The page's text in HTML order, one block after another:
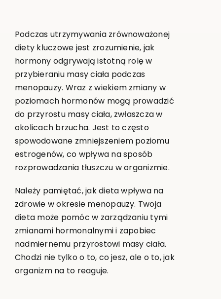
Podczas utrzymywania zrównoważonej
diety kluczowe jest zrozumienie, jak
hormony odgrywają istotną rolę w
przybieraniu masy ciała podczas
menopauzy. Wraz z wiekiem zmiany w
poziomach hormonów mogą prowadzić
do przyrostu masy ciała, zwłaszcza w
okolicach brzucha. Jest to często
spowodowane zmniejszeniem poziomu
estrogenów, co wpływa na sposób
rozprowadzania tłuszczu w organizmie.
Należy pamiętać, jak dieta wpływa na
zdrowie w okresie menopauzy. Twoja
dieta może pomóc w zarządzaniu tymi
zmianami hormonalnymi i zapobiec
nadmiernemu przyrostowi masy ciała.
Chodzi nie tylko o to, co jesz, ale o to, jak
organizm na to reaguje.